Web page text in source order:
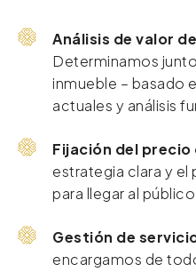
Análisis de valor
Determinamos
inmueble – basado
actuales y análisis
Fijación del precio
estrategia clara y
para llegar al
Gestión de
encargamos de